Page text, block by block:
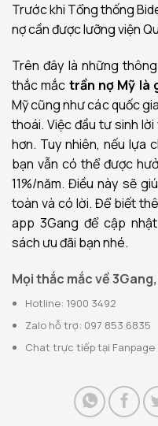
Trước khi Tổng thống
nợ cần được lưỡng viện
Trên đây là những
thắc mắc trần nợ Mỹ là
Mỹ cũng như các quốc
thoái. Việc đầu tư sinh
hơn. Tuy nhiên, nếu lựa
bạn vẫn có thể được
11%/năm. Điều này sẽ
toàn và có lời. Để biết
app 3Gang để cập
sách ưu đãi bạn nhé.
Mọi thắc mắc về
Hotline: 1900 3492
Zalo hỗ trợ: 097 853 6835
Chat trực tiếp tại Fanpage